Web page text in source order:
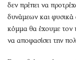
δεν πρέπει να
δυνάμεων και
κόμμα θα έχουμε τον
να αποφασίσει την